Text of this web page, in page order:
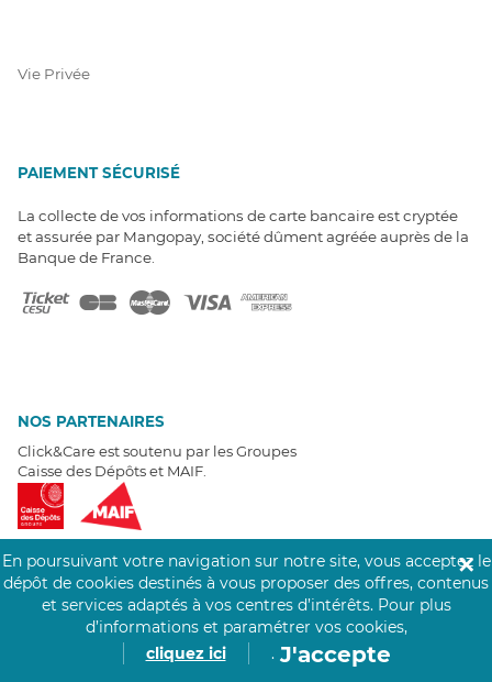
Vie Privée
PAIEMENT SÉCURISÉ
La collecte de vos informations de carte bancaire est cryptée
et assurée par Mangopay, société dûment agréée auprès de la
Banque de France.
NOS PARTENAIRES
Click&Care est soutenu par les Groupes
Caisse des Dépôts et MAIF.
EXPERTS À VOTRE ÉCOUTE
Un besoin de recrutement ? Click&Care vous accompagne par
En poursuivant votre navigation sur notre site, vous acceptez le
dépôt de cookies destinés à vous proposer des offres, contenus
et services adaptés à vos centres d’intérêts. Pour plus
d’informations et paramétrer vos cookies,
cliquez ici
. J'accepte
✕